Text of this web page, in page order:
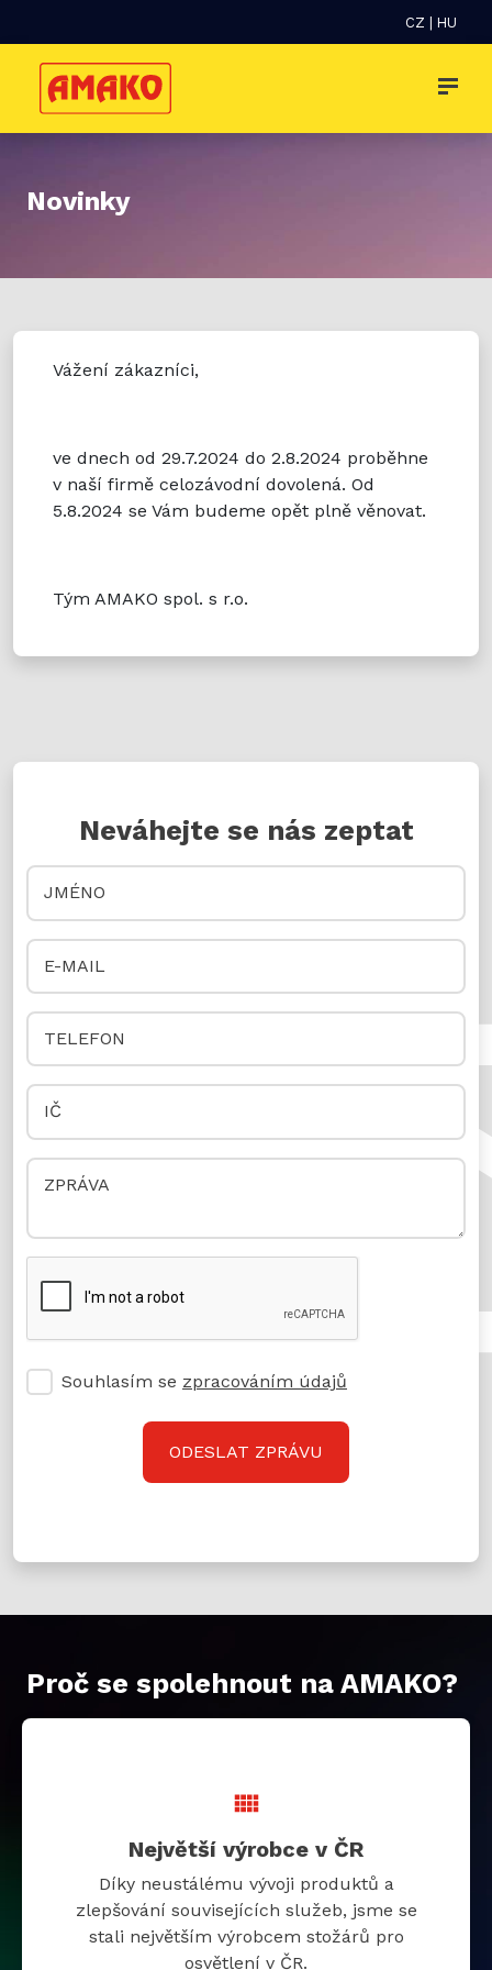
CZ HU
Novinky
Vážení zákazníci,
ve dnech od 29.7.2024 do 2.8.2024 proběhne
v naší firmě celozávodní dovolená. Od
5.8.2024 se Vám budeme opět plně věnovat.
Tým AMAKO spol. s r.o.
Neváhejte se nás zeptat
Souhlasím se zpracováním údajů
ODESLAT ZPRÁVU
Proč se spolehnout na AMAKO?
Největší výrobce v ČR
Díky neustálému vývoji produktů a
zlepšování souvisejících služeb, jsme se
stali největším výrobcem stožárů pro
osvětlení v ČR.